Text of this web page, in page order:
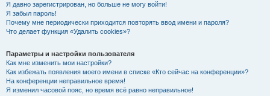
Я давно зарегистрирован, но больше не могу войти!
Я забыл пароль!
Почему мне периодически приходится повторять ввод имени и пароля?
Что делает функция «Удалить cookies»?
Параметры и настройки пользователя
Как мне изменить мои настройки?
Как избежать появления моего имени в списке «Кто сейчас на конференции»?
На конференции неправильное время!
Я изменил часовой пояс, но время всё равно неправильное!